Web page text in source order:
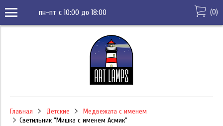
пн-пт с 10:00 до 18:00 (0)
Главная Детские
Медвежата с именем
Светильник "Мишка с именем Асмик"